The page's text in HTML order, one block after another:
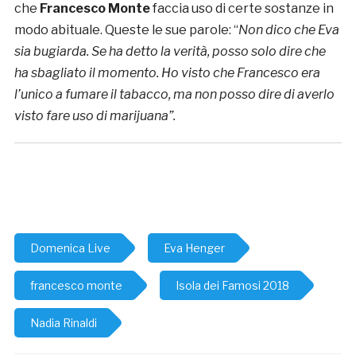
che Francesco Montefaccia uso di certe sostanze in
modo abituale. Queste le sue parole: “Non dico che Eva
sia bugiarda. Se ha detto la verità, posso solo dire che
ha sbagliato il momento. Ho visto che Francesco era
l’unico a fumare il tabacco, ma non posso dire di averlo
visto fare uso di marijuana”.
Domenica Live Eva Henger
francesco monte Isola dei Famosi 2018
Nadia Rinaldi